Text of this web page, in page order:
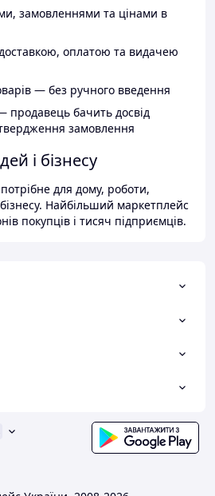
замовленнями та цінами в
доставкою, оплатою та видачею
— без ручного введення
продавець бачить досвід
замовлення
і бізнесу
для дому, роботи,
Найбільший маркетплейс
покупців і тисяч підприємців.